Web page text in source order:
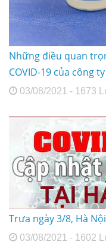
Những điều quan
COVID-19 của công
03/08/2021 - 1673
Trưa ngày 3/8, Hà
03/08/2021 - 1602